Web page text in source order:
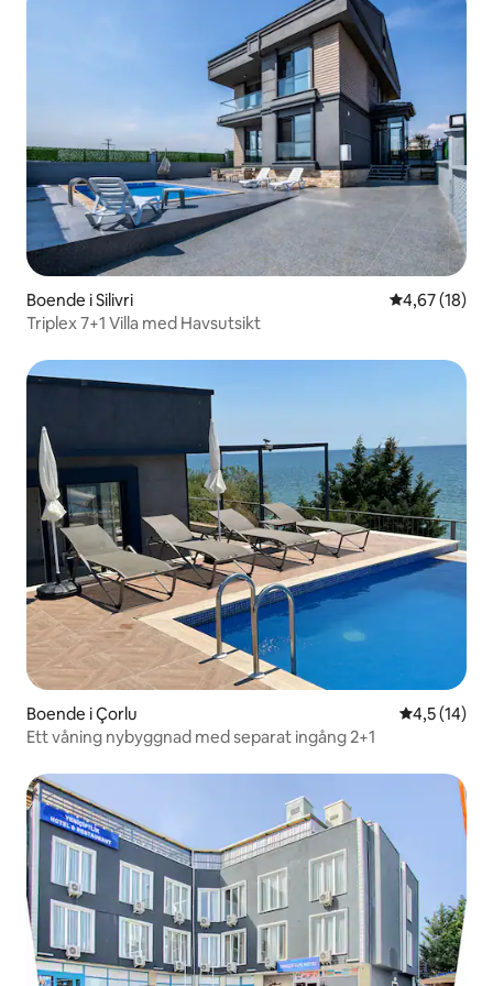
Boende i Silivri 4,67 av 5 i
4,67 (18)
Triplex 7+1 Villa med Havsutsikt
Boende i Çorlu 4,5 av 5 i
4,5 (14)
Ett våning nybyggnad med separat ingång 2+1